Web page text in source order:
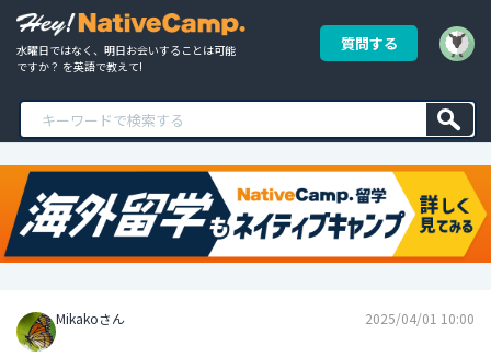
水曜日ではなく、明日お会いすることは可能
ですか？ を英語で教えて!
質問する
Mikakoさん 2025/04/01 10:00